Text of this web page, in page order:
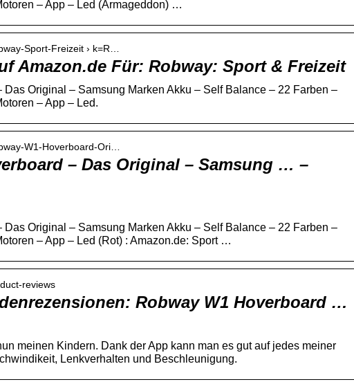
– App – Led (Armageddon) …
Sport-Freizeit › k=R…
Amazon.de Für: Robway: Sport & Freizeit
Das Original – Samsung Marken Akku – Self Balance – 22 Farben –
– App – Led.
W1-Hoverboard-Ori…
– Das Original – Samsung … –
Das Original – Samsung Marken Akku – Self Balance – 22 Farben –
– App – Led (Rot) : Amazon.de: Sport …
reviews
Robway W1 Hoverboard …
meinen Kindern. Dank der App kann man es gut auf jedes meiner
Lenkverhalten und Beschleunigung.